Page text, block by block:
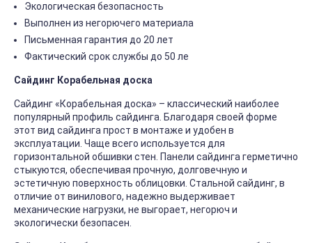
Экологическая безопасность
Выполнен из негорючего материала
Письменная гарантия до 20 лет
Фактический срок службы до 50 ле
Сайдинг Корабельная доска
Сайдинг «Корабельная доска» – классический наиболее
популярный профиль сайдинга. Благодаря своей форме
этот вид сайдинга прост в монтаже и удобен в
эксплуатации. Чаще всего используется для
горизонтальной обшивки стен. Панели сайдинга герметично
стыкуются, обеспечивая прочную, долговечную и
эстетичную поверхность облицовки. Стальной сайдинг, в
отличие от винилового, надежно выдерживает
механические нагрузки, не выгорает, негорюч и
экологически безопасен.